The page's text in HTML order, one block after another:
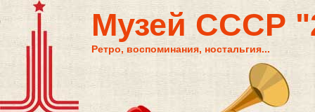
Музей СССР
Ретро, воспоминания, ностальгия...